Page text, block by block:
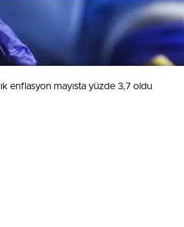
enflasyon mayısta yüzde 3,7 oldu
enflasyon mayısta yüzde 3,7 oldu